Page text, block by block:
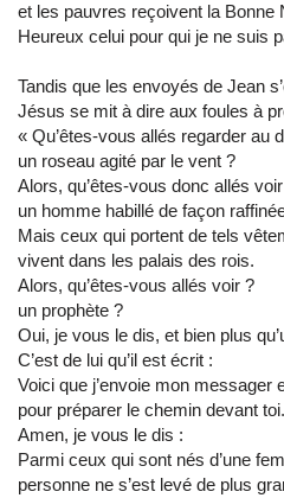
et les pauvres reçoivent la Bonne
Heureux celui pour qui je ne suis
Tandis que les envoyés de Jean
Jésus se mit à dire aux foules à
« Qu’êtes-vous allés regarder au
un roseau agité par le vent ?
Alors, qu’êtes-vous donc allés
un homme habillé de façon
Mais ceux qui portent de tels
vivent dans les palais des rois.
Alors, qu’êtes-vous allés voir ?
un prophète ?
Oui, je vous le dis, et bien plus
C’est de lui qu’il est écrit :
Voici que j’envoie mon messager
pour préparer le chemin devant toi.
Amen, je vous le dis :
Parmi ceux qui sont nés d’une
personne ne s’est levé de plus